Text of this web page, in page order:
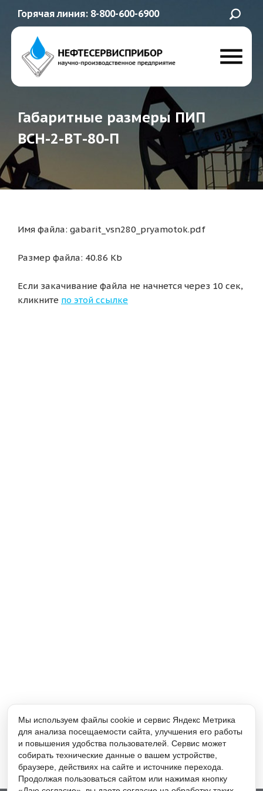
Горячая линия: 8-800-600-6900
Габаритные размеры ПИП
ВСН-2-ВТ-80-П
Имя файла: gabarit_vsn280_pryamotok.pdf
Размер файла: 40.86 Kb
Если закачивание файла не начнется через 10 сек,
кликните по этой ссылке
Мы используем файлы cookie и сервис Яндекс Метрика
для анализа посещаемости сайта, улучшения его работы
и повышения удобства пользователей. Сервис может
собирать технические данные о вашем устройстве,
браузере, действиях на сайте и источнике перехода.
Продолжая пользоваться сайтом или нажимая кнопку